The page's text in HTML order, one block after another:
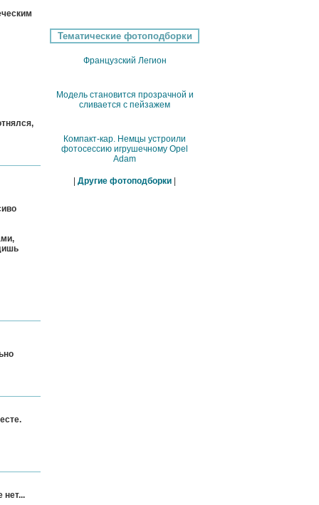
нет...
Тематические фотоподборки
Французский Легион
Модель становится прозрачной и
сливается с пейзажем
Компакт-кар. Немцы устроили
фотосессию игрушечному Opel
Adam
Другие фотоподборки